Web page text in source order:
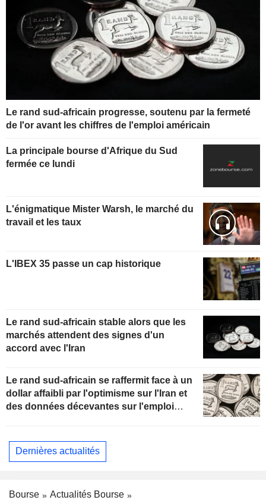
Le rand sud-africain progresse, soutenu par la fermeté
de l'or avant les chiffres de l'emploi américain
La principale bourse d'Afrique du Sud
fermée ce lundi
L'énigmatique Mister Warsh, le marché du
travail et les taux
L'IBEX 35 passe un cap historique
Le rand sud-africain stable alors que les
marchés attendent des signes d'un
accord avec l'Iran
Le rand sud-africain se raffermit face à un
dollar affaibli par l'optimisme sur l'Iran et
des données décevantes sur l'emploi
Dernières actualités
Bourse
Actualités Bourse